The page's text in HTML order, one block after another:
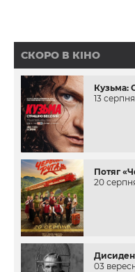
СКОРО В КІНО
Кузьма:
13
Потяг
20
03